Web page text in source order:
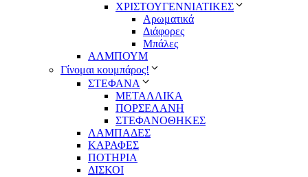
ΧΡΙΣΤΟΥΓΕΝΝΙΑΤΙΚΕΣ
Αρωματικά
Διάφορες
Μπάλες
ΑΛΜΠΟΥΜ
Γίνομαι κουμπάρος!
ΣΤΕΦΑΝΑ
ΜΕΤΑΛΛΙΚΑ
ΠΟΡΣΕΛΑΝΗ
ΣΤΕΦΑΝΟΘΗΚΕΣ
ΛΑΜΠΑΔΕΣ
ΚΑΡΑΦΕΣ
ΠΟΤΗΡΙΑ
ΔΙΣΚΟΙ